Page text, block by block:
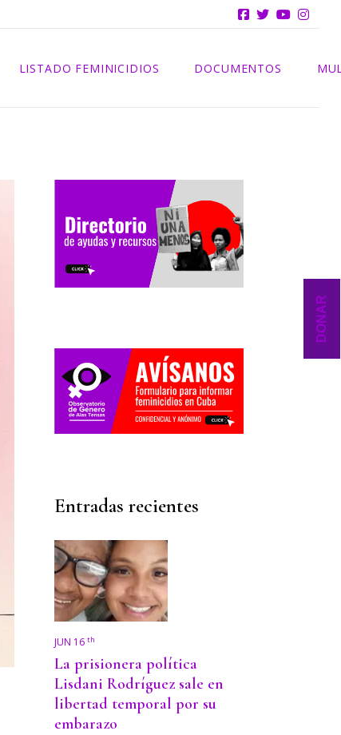
DONAR
LISTADO FEMINICIDIOS DOCUMENTOS
Entradas recientes
JUN 16 th
La prisionera política
Lisdani Rodríguez sale en
libertad temporal por su
embarazo